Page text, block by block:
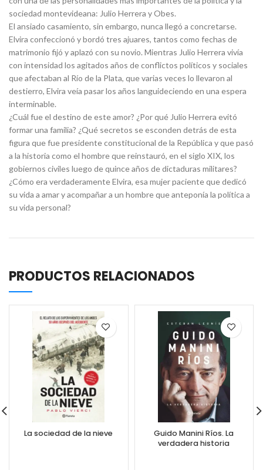
sociedad montevideana: Julio Herrera y Obes.
El ansiado casamiento, sin embargo, nunca llegó a concretarse.
Elvira confeccionó y bordó tres ajuares, tantos como fechas de
matrimonio fijó y aplazó con su novio. Mientras Julio Herrera vivía
con intensidad los agitados años de conflictos políticos y sociales
que afectaban al Río de la Plata, que varias veces lo llevaron al
destierro, Elvira veía pasar los años languideciendo en una espera
interminable.
¿Cuál fue el destino de este amor? ¿Por qué Julio Herrera evitó
formar una familia? ¿Qué secretos se esconden detrás de esta
figura que fue presidente constitucional de la República y que pasó
a la historia como el hombre que reinstauró, en el siglo XIX, los
gobiernos civiles luego de quince años de dictaduras militares?
¿Cómo era verdaderamente Elvira, esa mujer paciente que dedicó
su vida a amar y acompañar a un hombre que anteponía la política a
su vida personal?
PRODUCTOS RELACIONADOS
La sociedad de la nieve
Guido Manini Ríos. La
verdadera historia